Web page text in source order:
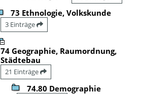
73 Ethnologie, Volkskunde
3 Einträge
74 Geographie, Raumordnung,
Städtebau
21 Einträge
74.80 Demographie